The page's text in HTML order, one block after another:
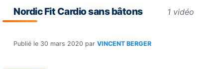
Nordic Fit Cardio sans bâtons 1 vidéo
Publié le 30 mars 2020 par VINCENT BERGER